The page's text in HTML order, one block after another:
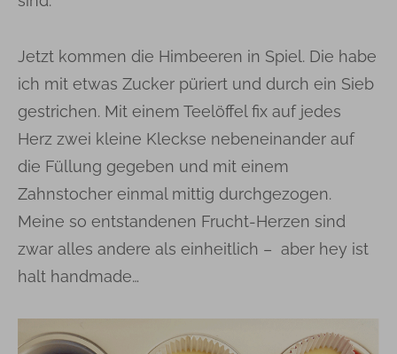
Jetzt kommen die Himbeeren in Spiel. Die habe
ich mit etwas Zucker püriert und durch ein Sieb
gestrichen. Mit einem Teelöffel fix auf jedes
Herz zwei kleine Kleckse nebeneinander auf
die Füllung gegeben und mit einem
Zahnstocher einmal mittig durchgezogen.
Meine so entstandenen Frucht-Herzen sind
zwar alles andere als einheitlich – aber hey ist
halt handmade…